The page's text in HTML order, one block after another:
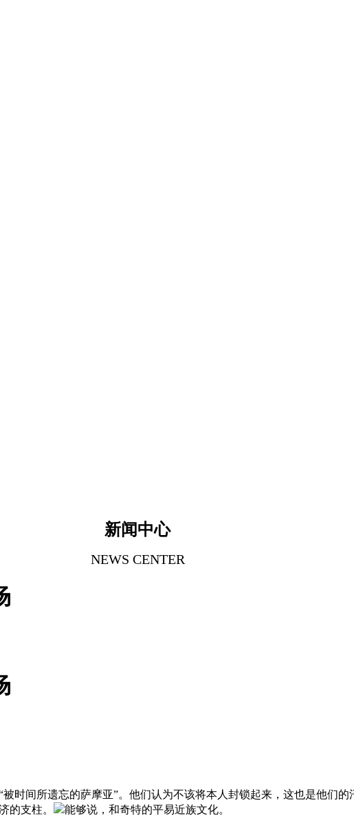
新闻中心
NEWS CENTER
时间所遗忘的萨摩亚”。他们认为不该将本人封锁起来，这也是他们
的支柱。 能够说，和奇特的平易近族文化。